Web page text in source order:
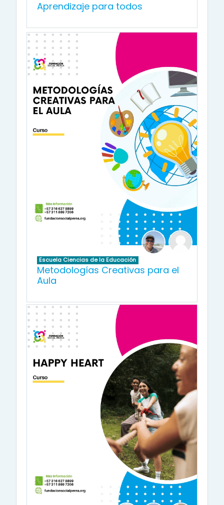
Aprendizaje para todos
Escuela Ciencias de la Educación
Metodologías Creativas para el
Aula